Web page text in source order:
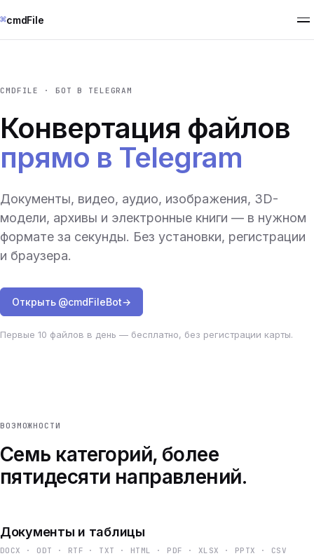
⌘cmdFile
CMDFILE · БОТ В TELEGRAM
Конвертация файлов
прямо в Telegram
Документы, видео, аудио, изображения, 3D-
модели, архивы и электронные книги — в нужном
формате за секунды. Без установки, регистрации
и браузера.
Открыть @cmdFileBot→
Первые 10 файлов в день — бесплатно, без регистрации карты.
ВОЗМОЖНОСТИ
Семь категорий, более
пятидесяти направлений.
Документы и таблицы
DOCX · ODT · RTF · TXT · HTML · PDF · XLSX · PPTX · CSV